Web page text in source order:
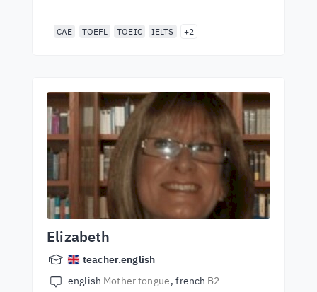
CAE TOEFL TOEIC IELTS +2
Elizabeth
teacher.english
english Mother tongue french B2